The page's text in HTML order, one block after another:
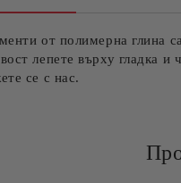
от полимерна глина
лепете върху гладка
се с нас.